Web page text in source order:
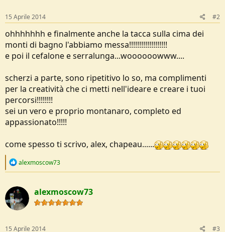
15 Aprile 2014 #2
ohhhhhhh e finalmente anche la tacca sulla cima dei
monti di bagno l'abbiamo messa!!!!!!!!!!!!!!!!!!!
e poi il cefalone e serralunga...woooooowww....
scherzi a parte, sono ripetitivo lo so, ma complimenti
per la creatività che ci metti nell'ideare e creare i tuoi
percorsi!!!!!!!!
sei un vero e proprio montanaro, completo ed
appassionato!!!!!
come spesso ti scrivo, alex, chapeau......
R
c
t
i
o
s
alexmoscow73
alexmoscow73
15 Aprile 2014 #3